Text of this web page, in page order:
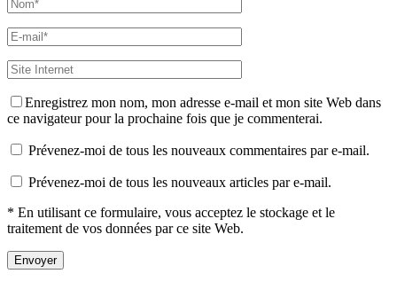
Enregistrez mon nom, mon adresse e-mail et mon site Web dans
ce navigateur pour la prochaine fois que je commenterai.
Prévenez-moi de tous les nouveaux commentaires par e-mail.
Prévenez-moi de tous les nouveaux articles par e-mail.
* En utilisant ce formulaire, vous acceptez le stockage et le
traitement de vos données par ce site Web.